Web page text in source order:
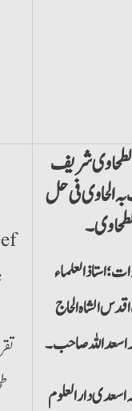
شریف
الحاوی فی حل
استاذالعلماء
الشاہ الحاج
اسعد اللہ صاحب۔
اسعدی دارالعلوم